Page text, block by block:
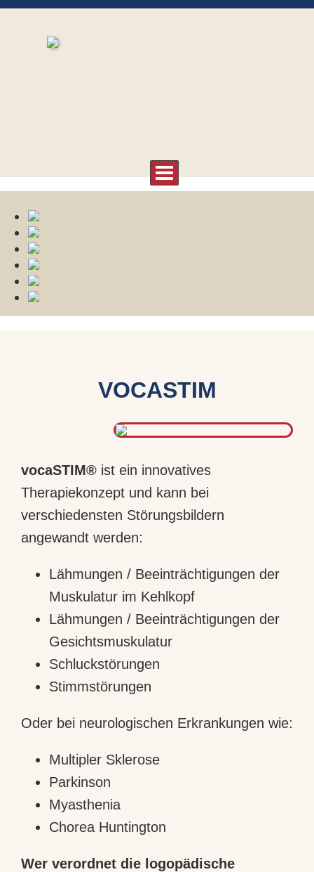
VOCASTIM
vocaSTIM® ist ein innovatives
Therapiekonzept und kann bei
verschiedensten Störungsbildern
angewandt werden:
Lähmungen / Beeinträchtigungen der
Muskulatur im Kehlkopf
Lähmungen / Beeinträchtigungen der
Gesichtsmuskulatur
Schluckstörungen
Stimmstörungen
Oder bei neurologischen Erkrankungen wie:
Multipler Sklerose
Parkinson
Myasthenia
Chorea Huntington
Wer verordnet die logopädische